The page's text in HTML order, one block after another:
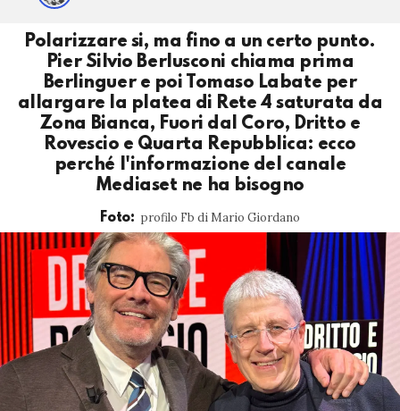
Polarizzare si, ma fino a un certo punto.
Pier Silvio Berlusconi chiama prima
Berlinguer e poi Tomaso Labate per
allargare la platea di Rete 4 saturata da
Zona Bianca, Fuori dal Coro, Dritto e
Rovescio e Quarta Repubblica: ecco
perché l'informazione del canale
Mediaset ne ha bisogno
Foto: profilo Fb di Mario Giordano